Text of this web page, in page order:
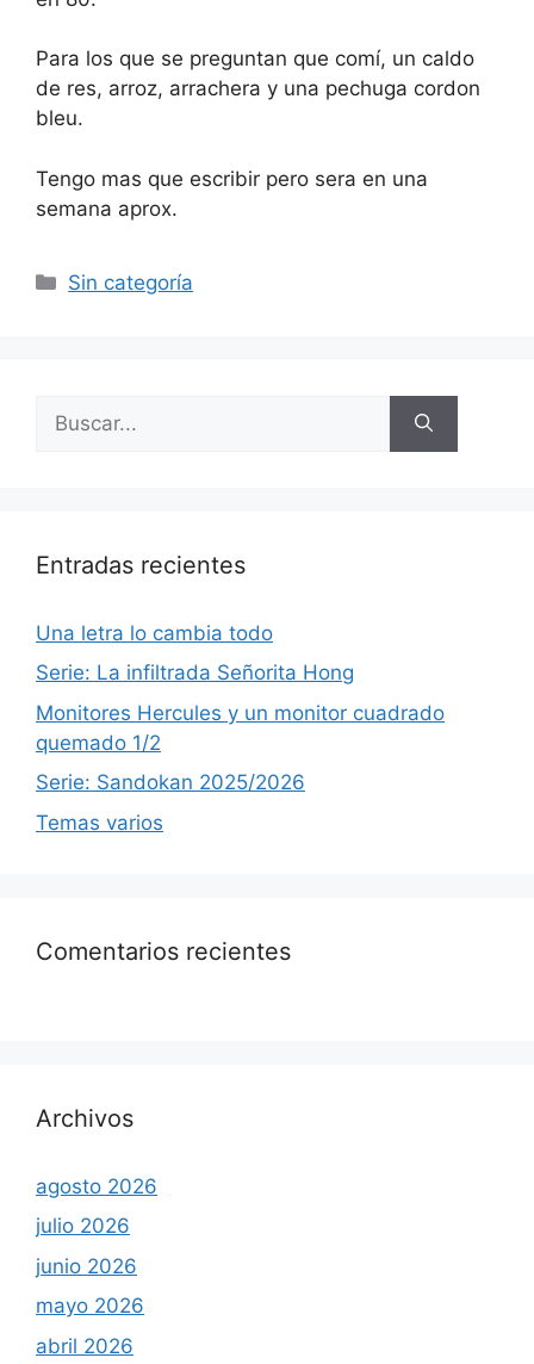
Para los que se preguntan que comí, un caldo
de res, arroz, arrachera y una pechuga cordon
bleu.
Tengo mas que escribir pero sera en una
semana aprox.
Categorías
Sin categoría
Entradas recientes
Una letra lo cambia todo
Serie: La infiltrada Señorita Hong
Monitores Hercules y un monitor cuadrado
quemado 1/2
Serie: Sandokan 2025/2026
Temas varios
Comentarios recientes
Archivos
agosto 2026
julio 2026
junio 2026
mayo 2026
abril 2026